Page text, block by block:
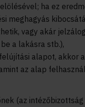
ha ez
meghagyás
vagy akár
a lakásra stb.),
alapot, akkor
az alap
(az